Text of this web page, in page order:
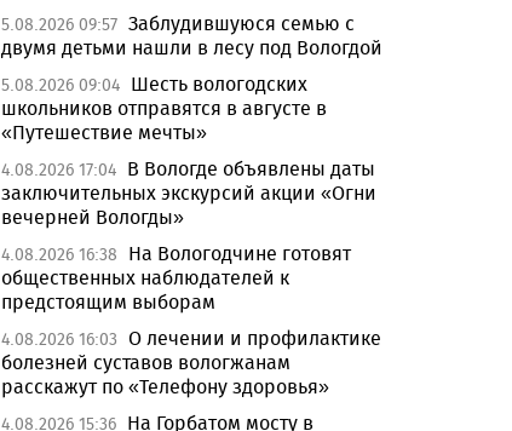
5.08.2026 09:57 Заблудившуюся семью с
двумя детьми нашли в лесу под Вологдой
5.08.2026 09:04 Шесть вологодских
школьников отправятся в августе в
«Путешествие мечты»
4.08.2026 17:04 В Вологде объявлены даты
заключительных экскурсий акции «Огни
вечерней Вологды»
4.08.2026 16:38
На Вологодчине готовят
общественных наблюдателей к
предстоящим выборам
4.08.2026 16:03 О лечении и профилактике
болезней суставов вологжанам
расскажут по «Телефону здоровья»
4.08.2026 15:36 На Горбатом мосту в